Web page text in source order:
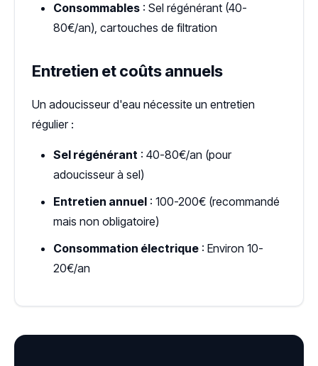
Consommables : Sel régénérant (40-
80€/an), cartouches de filtration
Entretien et coûts annuels
Un adoucisseur d'eau nécessite un entretien
régulier :
Sel régénérant : 40-80€/an (pour
adoucisseur à sel)
Entretien annuel : 100-200€ (recommandé
mais non obligatoire)
Consommation électrique : Environ 10-
20€/an